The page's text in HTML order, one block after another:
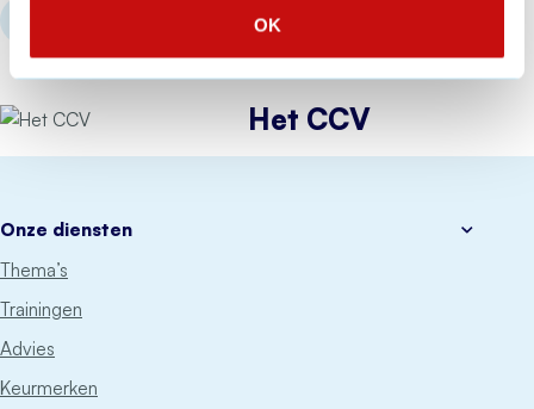
OK
Churchilllaan 11, 3527 GV Utrecht
Het CCV
Onze diensten
Thema’s
Trainingen
Advies
Keurmerken